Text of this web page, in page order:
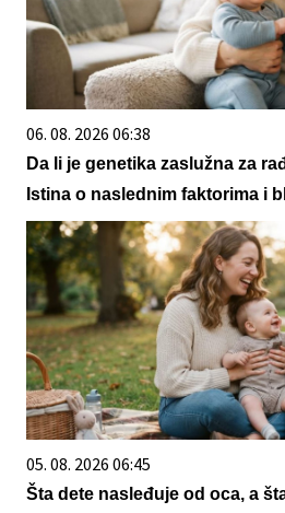
06. 08. 2026 06:38
Da li je genetika zaslužna za
Istina o naslednim faktorima i
05. 08. 2026 06:45
Šta dete nasleđuje od oca, a